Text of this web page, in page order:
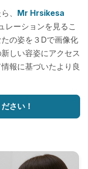
、 Mr Hrsikesa
レーションを見るこ
の姿を３Dで画像化
しい容姿にアクセス
報に基づいたより良
さい！